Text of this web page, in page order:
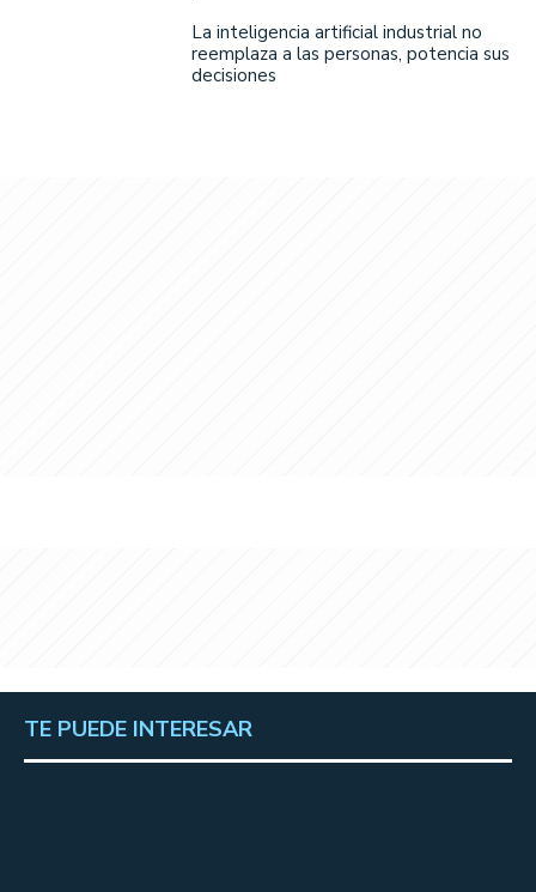
La inteligencia artificial industrial no
reemplaza a las personas, potencia sus
decisiones
TE PUEDE INTERESAR